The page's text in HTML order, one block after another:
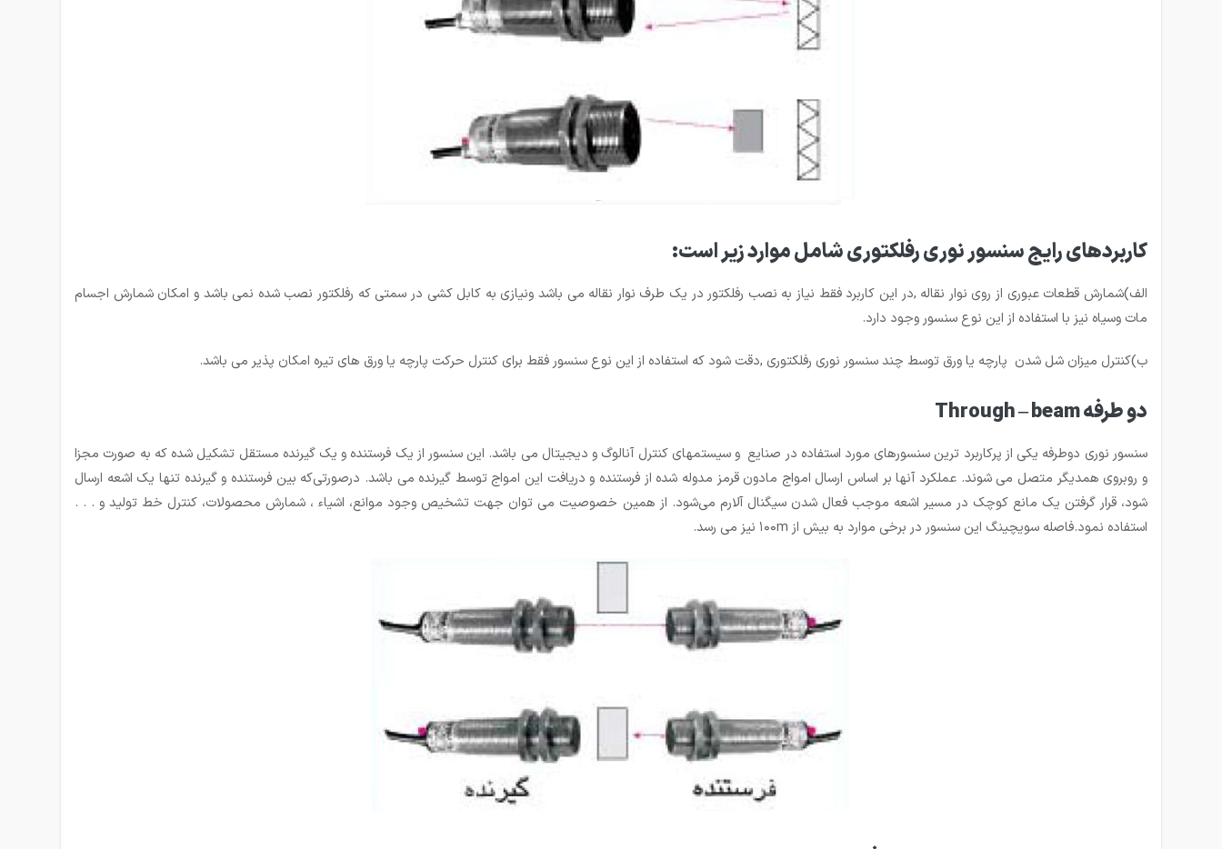
کاربردهای رایج سنسور نوری رفلکتوری شامل موارد زیر است:
الف)شمارش قطعات عبوری از روی نوار نقاله ,در این کاربرد فقط نیاز به نصب رفلکتور در یک طرف نوار نقاله می باشد ونیازی به کابل کشی در سمتی که رفلکتور نصب شده نمی باشد و امکان شمارش اجسام
مات وسیاه نیز با استفاده از این نوع سنسور وجود دارد.
ب)کنترل میزان شل شدن پارچه یا ورق توسط چند سنسور نوری رفلکتوری ,دقت شود که استفاده از این نوع سنسور فقط برای کنترل حرکت پارچه یا ورق های تیره امکان پذیر می باشد.
دو طرفه Through – beam
سنسور نوری دوطرفه یکی از پرکاربرد ترین سنسورهای مورد استفاده در صنایع و سیستمهای کنترل آنالوگ و دیجیتال می باشد. این سنسور از یک فرستنده و یک گیرنده مستقل تشکیل شده که به صورت مجزا
و روبروی همدیگر متصل می شوند. عملکرد آنها بر اساس ارسال امواج مادون قرمز مدوله شده از فرستنده و دریافت این امواج توسط گیرنده می باشد. درصورتی‌که بین فرستنده و گیرنده تنها یک اشعه ارسال
شود، قرار گرفتن یک مانع کوچک در مسیر اشعه موجب فعال شدن سیگنال آلارم می‌شود. از همین خصوصیت می توان جهت تشخیص وجود موانع، اشیاء ، شمارش محصولات، کنترل خط تولید و . . .
استفاده نمود.فاصله سویچینگ این سنسور در برخی موارد به بیش از ۱۰۰m نیز می رسد.